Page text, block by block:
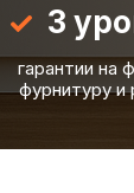
3
гарантии на
фурнитуру и
НАЧАТЬ